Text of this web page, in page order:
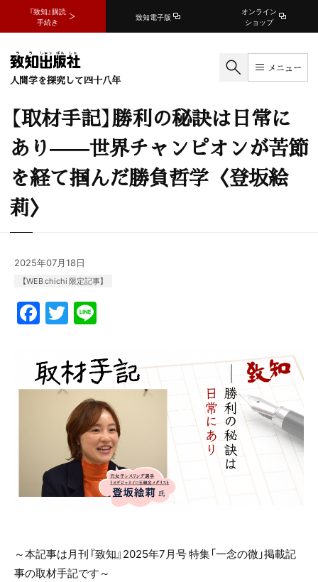
『致知』購読
手続き
致知電子版
オンライン
ショップ
人間学を探究して四十八年
メニュー
【取材手記】勝利の秘訣は日常に
あり——世界チャンピオンが苦節
を経て掴んだ勝負哲学〈登坂絵
莉〉
2025年07月18日
【WEB chichi 限定記事】
F
a
c
e
k
T
w
itt
er
e
～本記事は月刊『致知』2025年7月号 特集「一念の微」掲載記
事の取材手記です～